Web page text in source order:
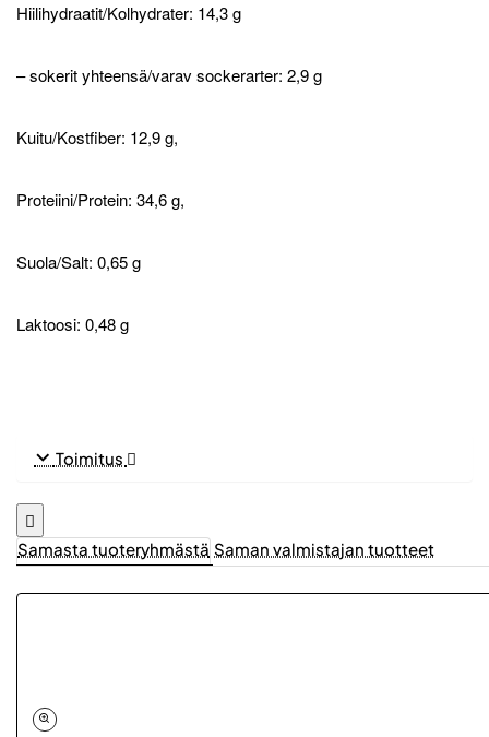
Hiilihydraatit/Kolhydrater: 14,3 g
– sokerit yhteensä/varav sockerarter: 2,9 g
Kuitu/Kostfiber: 12,9 g,
Proteiini/Protein: 34,6 g,
Suola/Salt: 0,65 g
Laktoosi: 0,48 g
Toimitus
Samasta tuoteryhmästä Saman valmistajan tuotteet